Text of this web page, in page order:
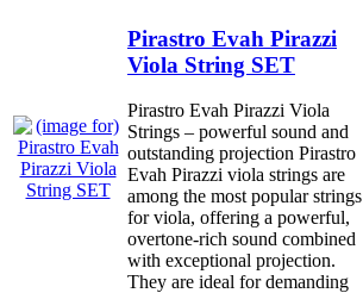
Pirastro Evah Pirazzi
Viola String SET
Pirastro Evah Pirazzi Viola
Strings – powerful sound and
outstanding projection Pirastro
Evah Pirazzi viola strings are
among the most popular strings
for viola, offering a powerful,
overtone-rich sound combined
with exceptional projection.
They are ideal for demanding